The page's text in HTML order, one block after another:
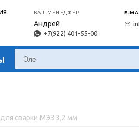
ВАШ МЕНЕДЖЕР
Андрей
+7(922) 401-55-00
E-
сварки МЭЗ 3,2 мм